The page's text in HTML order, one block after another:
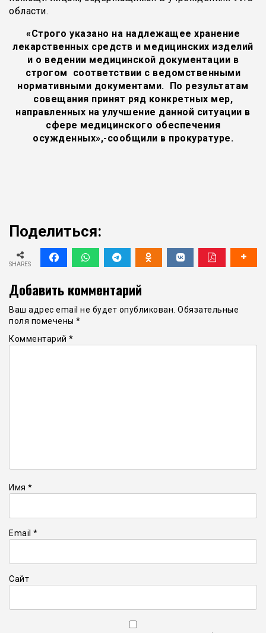
области.
«Строго указано на надлежащее хранение
лекарственных средств и медицинских изделий
и о ведении медицинской документации в
строгом соответствии с ведомственными
нормативными документами. По результатам
совещания принят ряд конкретных мер,
направленных на улучшение данной ситуации в
сфере медицинского обеспечения
осужденных»,-сообщили в прокуратуре.
Поделиться:
SHARES
Добавить комментарий
Ваш адрес email не будет опубликован. Обязательные
поля помечены *
Комментарий *
Имя *
Email *
Сайт